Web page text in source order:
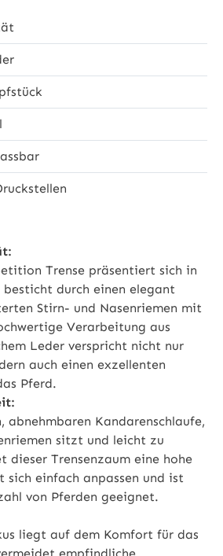
Trense präsentiert sich in
durch einen elegant
Stirn- und Nasenriemen mit
Verarbeitung aus
Leder verspricht nicht nur
auch einen exzellenten
Pferd.
abnehmbaren Kandarenschlaufe,
sitzt und leicht zu
dieser Trensenzaum eine hohe
einfach anpassen und ist
von Pferden geeignet.
liegt auf dem Komfort für das